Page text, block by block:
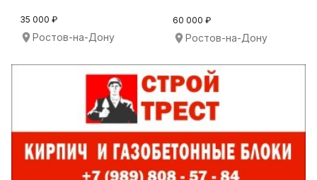
35 000 ₽
Ростов-на-Дону
клиентов
60 000 ₽
Ростов-на-Дону